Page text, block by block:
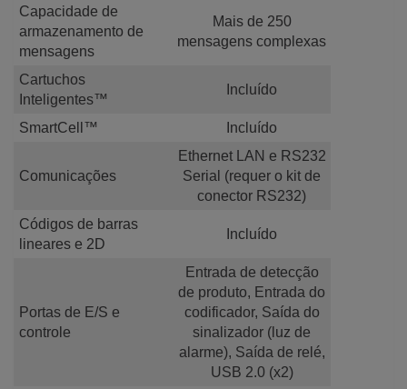
Capacidade de
armazenamento de
mensagens
Mais de 250
mensagens complexas
Cartuchos
Inteligentes™
Incluído
SmartCell™ Incluído
Comunicações
Ethernet LAN e RS232
Serial (requer o kit de
conector RS232)
Códigos de barras
lineares e 2D
Incluído
Portas de E/S e
controle
Entrada de detecção
de produto, Entrada do
codificador, Saída do
sinalizador (luz de
alarme), Saída de relé,
USB 2.0 (x2)